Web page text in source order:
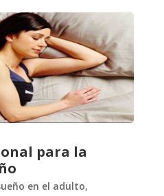
para la
en el adulto,